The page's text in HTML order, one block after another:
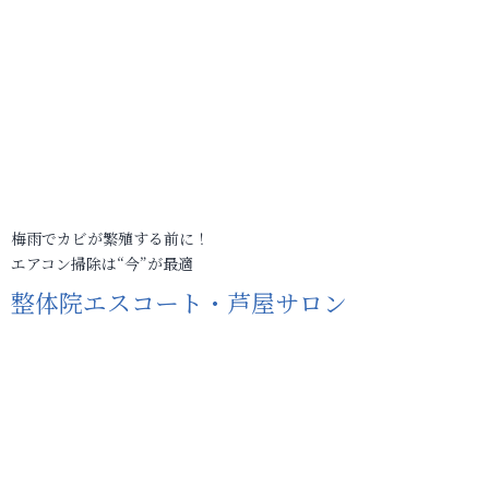
梅雨でカビが繁殖する前に！
エアコン掃除は“今”が最適
整体院エスコート・芦屋サロン